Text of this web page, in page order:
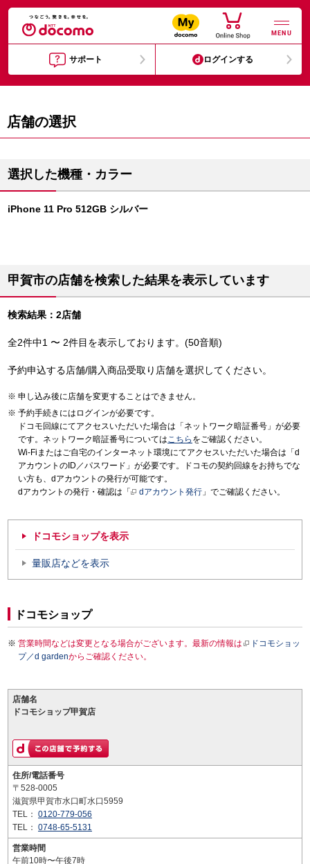
MENU
サポート ログインする
店舗の選択
選択した機種・カラー
iPhone 11 Pro 512GB シルバー
甲賀市の店舗を検索した結果を表示しています
検索結果：2店舗
全2件中1 〜 2件目を表示しております。(50音順)
予約申込する店舗/購入商品受取り店舗を選択してください。
申し込み後に店舗を変更することはできません。
予約手続きにはログインが必要です。
ドコモ回線にてアクセスいただいた場合は「ネットワーク暗証番号」が必要
です。ネットワーク暗証番号についてはこちら をご確認ください。
Wi-Fiまたはご自宅のインターネット環境にてアクセスいただいた場合は「d
アカウントのID／パスワード」が必要です。ドコモの契約回線をお持ちでな
い方も、dアカウントの発行が可能です。
dアカウントの発行・確認は「
dアカウント発行 」でご確認ください。
ドコモショップを表示
量販店などを表示
ドコモショップ
営業時間などは変更となる場合がございます。最新の情報は
ドコモショッ
プ／d gardenからご確認ください。
店舗名
ドコモショップ甲賀店
住所/電話番号
〒528-0005
滋賀県甲賀市水口町水口5959
TEL： 0120-779-056
TEL： 0748-65-5131
営業時間
午前10時〜午後7時